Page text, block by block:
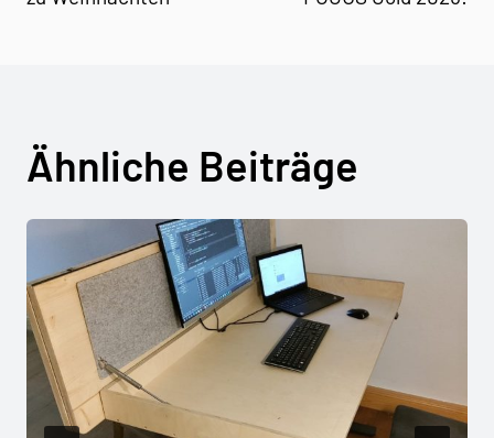
Ähnliche Beiträge